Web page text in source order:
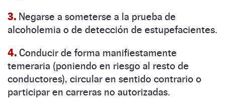
3. Negarse a someterse a la prueba de
alcoholemia o de detección de estupefacientes.
4. Conducir de forma manifiestamente
temeraria (poniendo en riesgo al resto de
conductores), circular en sentido contrario o
participar en carreras no autorizadas.